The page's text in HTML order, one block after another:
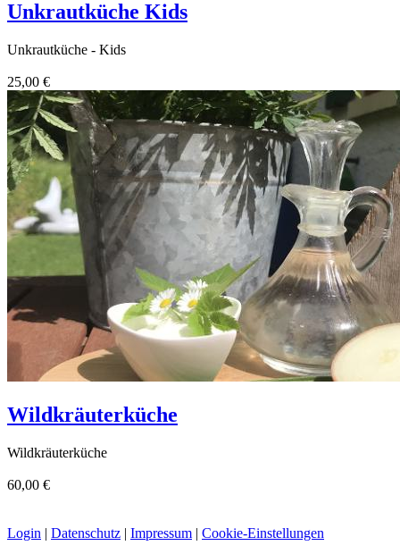
Unkrautküche Kids
Unkrautküche - Kids
25,00 €
Wildkräuterküche
Wildkräuterküche
60,00 €
Login | Datenschutz | Impressum | Cookie-Einstellungen